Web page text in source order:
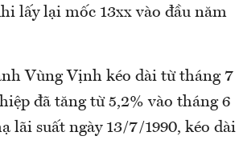
lấy lại mốc 13xx vào đầu năm
Vùng Vịnh kéo dài từ tháng 7
đã tăng từ 5,2% vào tháng 6
lãi suất ngày 13/7/1990, kéo dài